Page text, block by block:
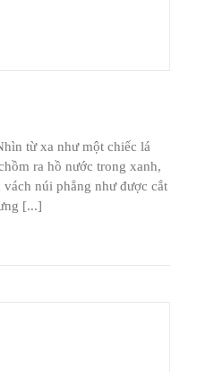
từ xa như một chiếc lá
ra hồ nước trong xanh,
núi phẳng như được cắt
[...]